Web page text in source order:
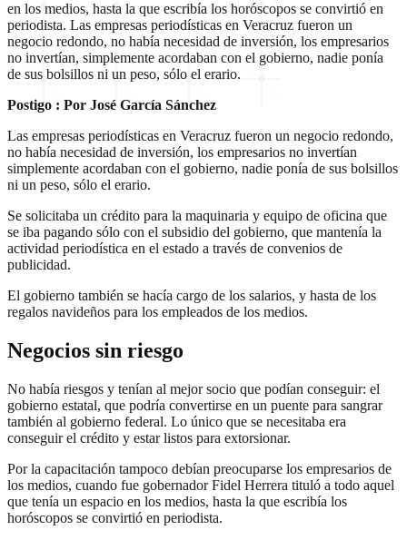
en los medios, hasta la que escribía los horóscopos se convirtió en
periodista. Las empresas periodísticas en Veracruz fueron un
negocio redondo, no había necesidad de inversión, los empresarios
no invertían, simplemente acordaban con el gobierno, nadie ponía
de sus bolsillos ni un peso, sólo el erario.
Postigo : Por José García Sánchez
Las empresas periodísticas en Veracruz fueron un negocio redondo,
no había necesidad de inversión, los empresarios no invertían
simplemente acordaban con el gobierno, nadie ponía de sus bolsillos
ni un peso, sólo el erario.
Se solicitaba un crédito para la maquinaria y equipo de oficina que
se iba pagando sólo con el subsidio del gobierno, que mantenía la
actividad periodística en el estado a través de convenios de
publicidad.
El gobierno también se hacía cargo de los salarios, y hasta de los
regalos navideños para los empleados de los medios.
Negocios sin riesgo
No había riesgos y tenían al mejor socio que podían conseguir: el
gobierno estatal, que podría convertirse en un puente para sangrar
también al gobierno federal. Lo único que se necesitaba era
conseguir el crédito y estar listos para extorsionar.
Por la capacitación tampoco debían preocuparse los empresarios de
los medios, cuando fue gobernador Fidel Herrera tituló a todo aquel
que tenía un espacio en los medios, hasta la que escribía los
horóscopos se convirtió en periodista.